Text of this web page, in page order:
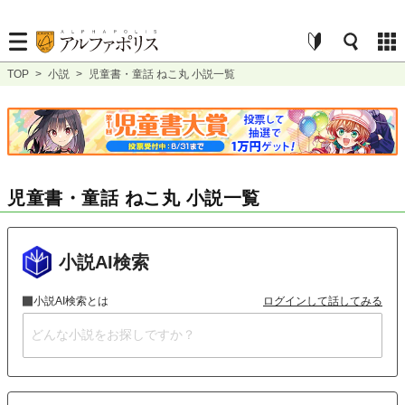
TOP > 小説 > 児童書・童話 ねこ丸 小説一覧
児童書・童話 ねこ丸 小説一覧
小説AI検索
小説AI検索とは ログインして話してみる